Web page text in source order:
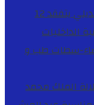
الدكتور نوفل كديلي يتفقد 12
الداخليات
سطاتطب و
الملك محمد